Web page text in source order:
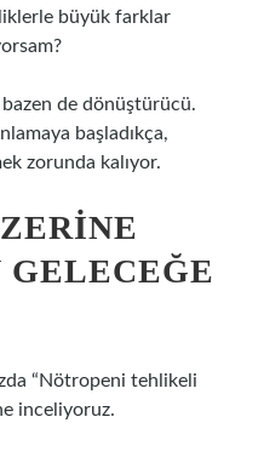
büyük farklar
bazen de dönüştürücü.
başladıkça,
zorunda kalıyor.
GELECEĞE
“Nötropeni tehlikeli
inceliyoruz.